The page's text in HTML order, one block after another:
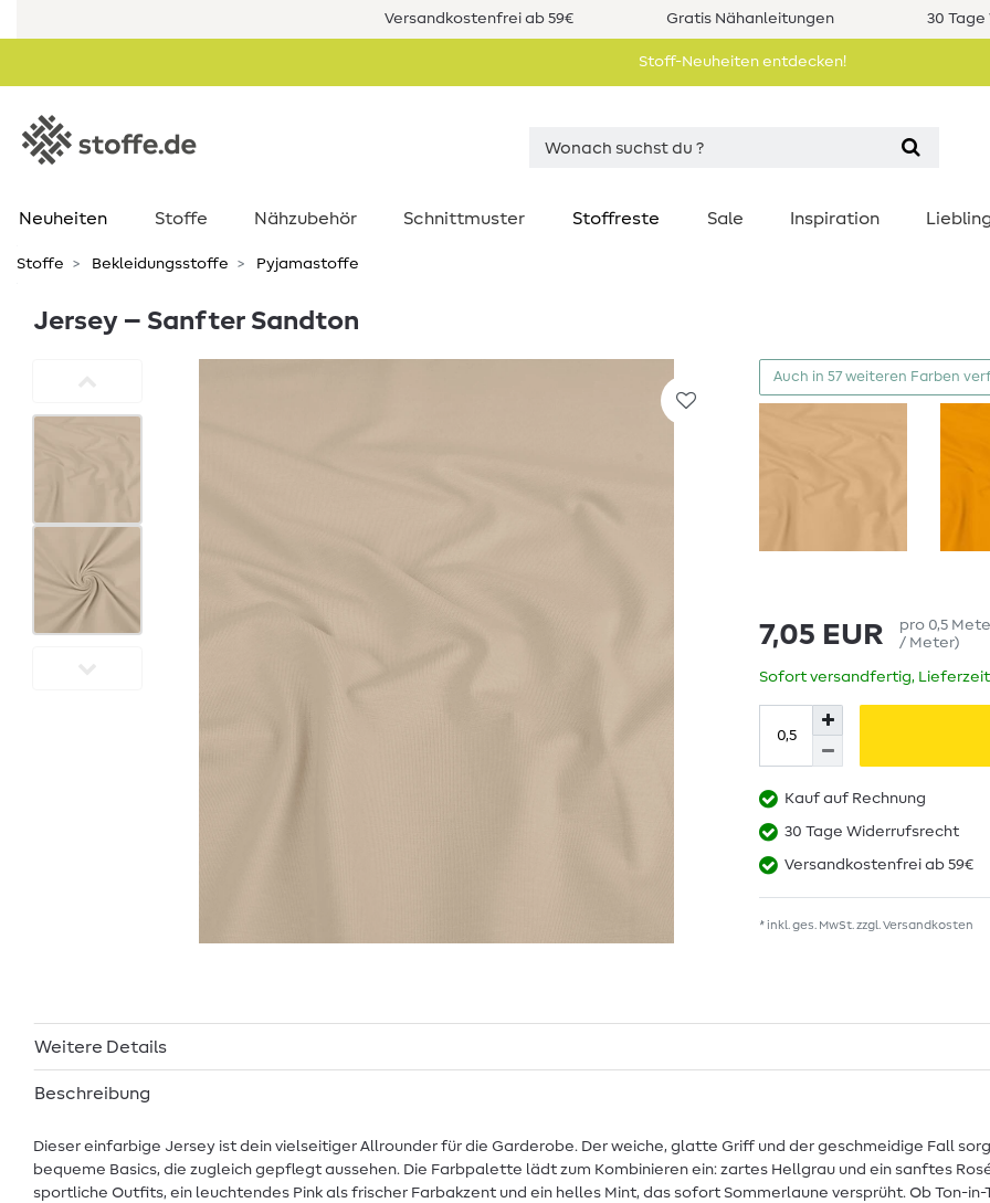
Versandkostenfrei ab 59€ Gratis Nähanleitungen 30
Stoff-Neuheiten entdecken!
Neuheiten Stoffe Nähzubehör Schnittmuster Stoffreste Sale Inspiration
Stoffe Bekleidungsstoffe Pyjamastoffe
Jersey – Sanfter Sandton
Auch in 57 weiteren Farben
7,05 EUR pro 0,5
/ Meter)
Sofort versandfertig,
Kauf auf Rechnung
30 Tage Widerrufsrecht
Versandkostenfrei ab 59€
* inkl. ges. MwSt. zzgl.Versandkosten
Weitere Details
Beschreibung
Dieser einfarbige Jersey ist dein vielseitiger Allrounder für die Garderobe. Der weiche, glatte Griff und der geschmeidige Fall
bequeme Basics, die zugleich gepflegt aussehen. Die Farbpalette lädt zum Kombinieren ein: zartes Hellgrau und ein sanftes
sportliche Outfits, ein leuchtendes Pink als frischer Farbakzent und ein helles Mint, das sofort Sommerlaune versprüht. Ob Ton-